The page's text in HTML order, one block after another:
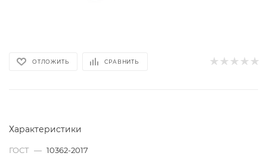
ОТЛОЖИТЬ СРАВНИТЬ
Характеристики
ГОСТ — 10362-2017